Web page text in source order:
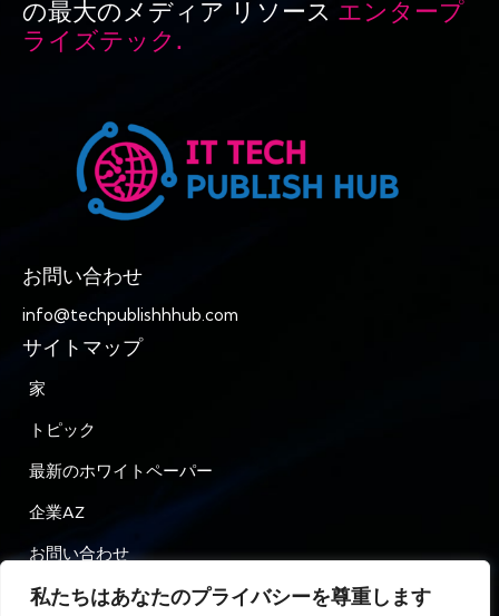
私たちはあなたのプライバシーを尊重します
の最大のメディア リソース エンタープ
ライズテック.
お問い合わせ
info@techpublishhhub.com
サイトマップ
家
トピック
最新のホワイトペーパー
企業AZ
お問い合わせ
プライバシー